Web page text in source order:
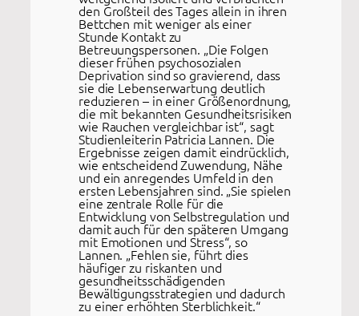
den Großteil des Tages allein in ihren
Bettchen mit weniger als einer
Stunde Kontakt zu
Betreuungspersonen. „Die Folgen
dieser frühen psychosozialen
Deprivation sind so gravierend, dass
sie die Lebenserwartung deutlich
reduzieren – in einer Größenordnung,
die mit bekannten Gesundheitsrisiken
wie Rauchen vergleichbar ist“, sagt
Studienleiterin Patricia Lannen. Die
Ergebnisse zeigen damit eindrücklich,
wie entscheidend Zuwendung, Nähe
und ein anregendes Umfeld in den
ersten Lebensjahren sind. „Sie spielen
eine zentrale Rolle für die
Entwicklung von Selbstregulation und
damit auch für den späteren Umgang
mit Emotionen und Stress“, so
Lannen. „Fehlen sie, führt dies
häufiger zu riskanten und
gesundheitsschädigenden
Bewältigungsstrategien und dadurch
zu einer erhöhten Sterblichkeit.“